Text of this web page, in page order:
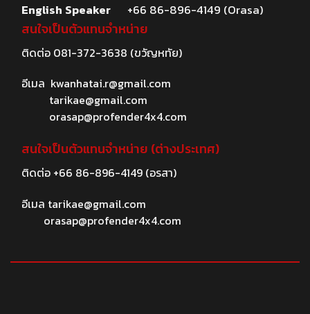
English Speaker
+66 86-896-4149 (Orasa)
สนใจเป็นตัวแทนจำหน่าย
ติดต่อ 081-372-3638 (ขวัญหทัย)
อีเมล kwanhatai.r@gmail.com
tarikae@gmail.com
orasap@profender4x4.com
สนใจเป็นตัวแทนจำหน่าย (ต่างประเทศ)
ติดต่อ +66 86-896-4149(อรสา)
อีเมล tarikae@gmail.com
orasap@profender4x4.com